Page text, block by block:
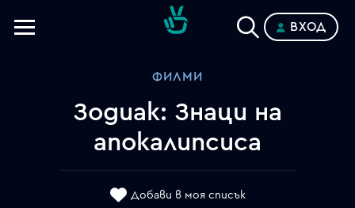
ВХОД
ФИЛМИ
Зодиак: Знаци на
апокалипсиса
Добави в моя списък